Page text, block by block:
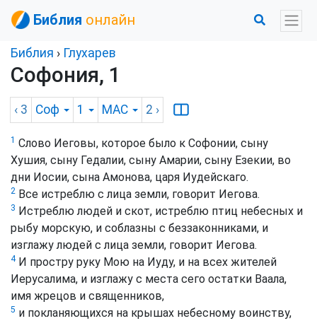
Библия онлайн
Библия › Глухарев
Софония, 1
‹ 3 Соф 1 MAC 2 ›
1 Слово Иеговы, которое было к Софонии, сыну
Хушия, сыну Гедалии, сыну Амарии, сыну Езекии, во
дни Иосии, сына Амонова, царя Иудейскаго.
2 Все истреблю с лица земли, говорит Иегова.
3 Истреблю людей и скот, истреблю птиц небесных и
рыбу морскую, и соблазны с беззаконниками, и
изглажу людей с лица земли, говорит Иегова.
4И простру руку Мою на Иуду, и на всех жителей
Иерусалима, и изглажу с места сего остатки Ваала,
имя жрецов и священников,
5 и покланяющихся на крышах небесному воинству,